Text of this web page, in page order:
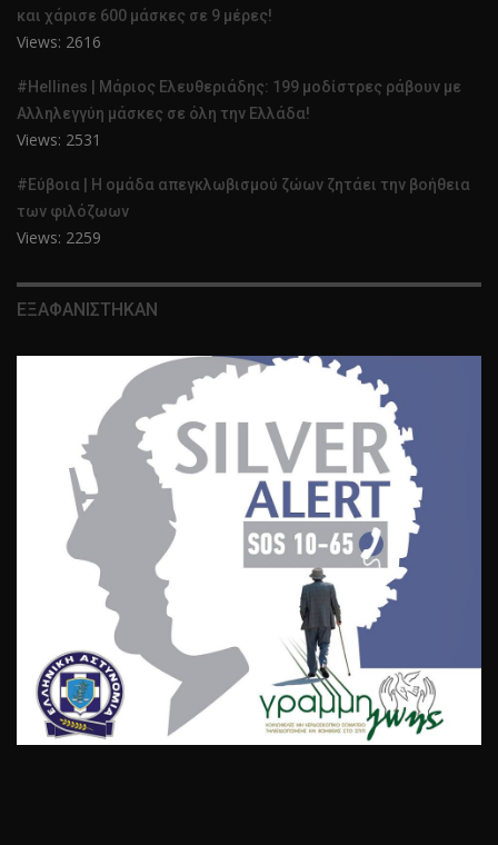
και χάρισε 600 μάσκες σε 9 μέρες!
Views: 2616
#Hellines | Μάριος Ελευθεριάδης: 199 μοδίστρες ράβουν με
Αλληλεγγύη μάσκες σε όλη την Ελλάδα!
Views: 2531
#Εύβοια | Η ομάδα απεγκλωβισμού ζώων ζητάει την βοήθεια
των φιλόζωων
Views: 2259
ΕΞΑΦΑΝΙΣΤΗΚΑΝ